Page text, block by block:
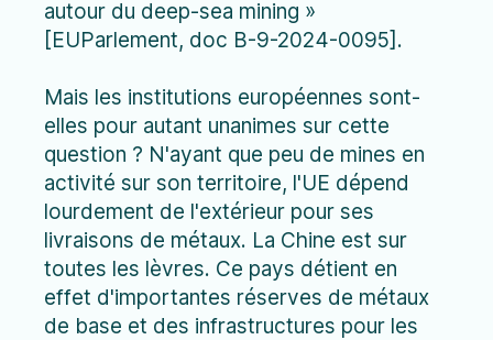
autour du deep-sea mining »
[EUParlement, doc B-9-2024-0095].
Mais les institutions européennes sont-
elles pour autant unanimes sur cette
question ? N'ayant que peu de mines en
activité sur son territoire, l'UE dépend
lourdement de l'extérieur pour ses
livraisons de métaux. La Chine est sur
toutes les lèvres. Ce pays détient en
effet d'importantes réserves de métaux
de base et des infrastructures pour les